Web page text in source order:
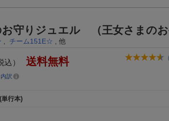
守りジュエル （王女さまのお
チーム151E☆ , 他
（
込） 送料無料
内訳
(単行本)